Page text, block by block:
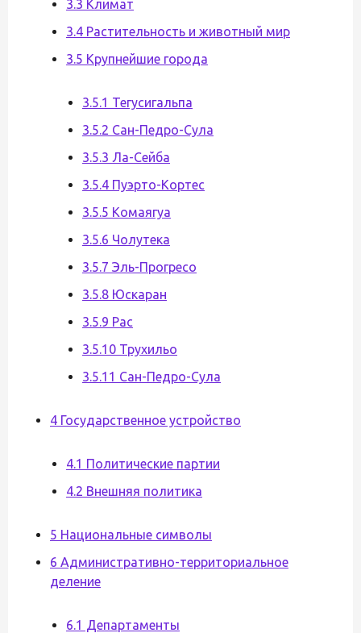
3.3 Климат
3.4 Растительность и животный мир
3.5 Крупнейшие города
3.5.1 Тегусигальпа
3.5.2 Сан-Педро-Сула
3.5.3 Ла-Сейба
3.5.4 Пуэрто-Кортес
3.5.5 Комаягуа
3.5.6 Чолутека
3.5.7 Эль-Прогресо
3.5.8 Юскаран
3.5.9 Рас
3.5.10 Трухильо
3.5.11 Сан-Педро-Сула
4 Государственное устройство
4.1 Политические партии
4.2 Внешняя политика
5 Национальные символы
6 Административно-территориальное
деление
6.1 Департаменты